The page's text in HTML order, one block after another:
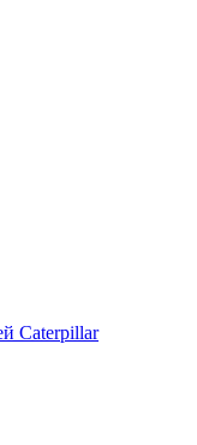
Caterpillar